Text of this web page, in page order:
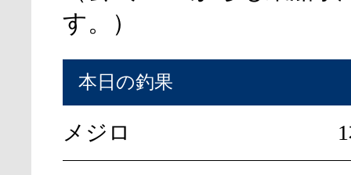
す。）
本日の釣果
メジロ